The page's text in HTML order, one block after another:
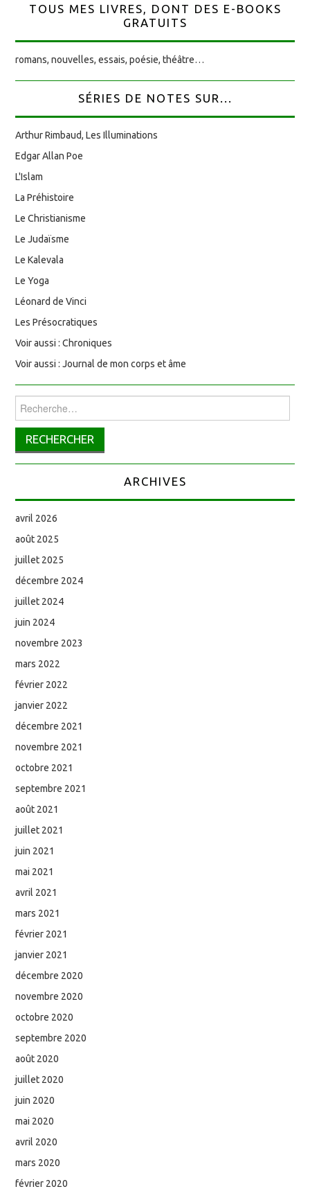
TOUS MES LIVRES, DONT DES E-BOOKS
GRATUITS
romans, nouvelles, essais, poésie, théâtre…
SÉRIES DE NOTES SUR...
Arthur Rimbaud, Les Illuminations
Edgar Allan Poe
L'Islam
La Préhistoire
Le Christianisme
Le Judaïsme
Le Kalevala
Le Yoga
Léonard de Vinci
Les Présocratiques
Voir aussi : Chroniques
Voir aussi : Journal de mon corps et âme
Rechercher :
ARCHIVES
avril 2026
août 2025
juillet 2025
décembre 2024
juillet 2024
juin 2024
novembre 2023
mars 2022
février 2022
janvier 2022
décembre 2021
novembre 2021
octobre 2021
septembre 2021
août 2021
juillet 2021
juin 2021
mai 2021
avril 2021
mars 2021
février 2021
janvier 2021
décembre 2020
novembre 2020
octobre 2020
septembre 2020
août 2020
juillet 2020
juin 2020
mai 2020
avril 2020
mars 2020
février 2020